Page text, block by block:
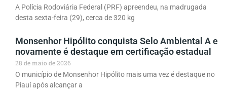
A Polícia Rodoviária Federal (PRF) apreendeu, na madrugada
desta sexta-feira (29), cerca de 320 kg
Monsenhor Hipólito conquista Selo Ambiental A e
novamente é destaque em certificação estadual
28 de maio de 2026
O município de Monsenhor Hipólito mais uma vez é destaque no
Piauí após alcançar a